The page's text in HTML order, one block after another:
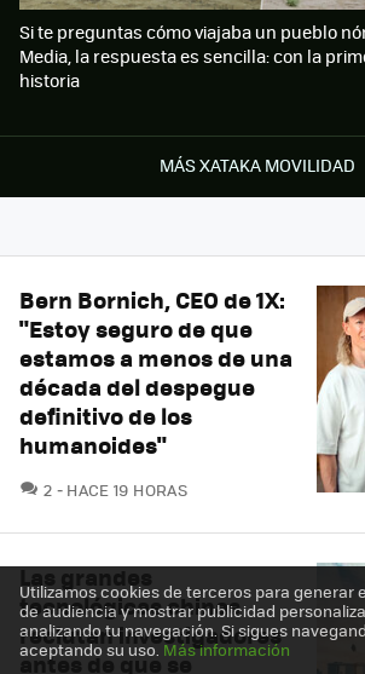
MÁS XATAKA MOVILIDAD
Si te preguntas cómo viajaba un pueblo
Media, la respuesta es sencilla: con la
historia
Bern Bornich, CEO de 1X:
"Estoy seguro de que
estamos a menos de una
década del despegue
definitivo de los
humanoides"
2 COMENTARIOS
HACE 19 HORAS
Las grandes
tecnológicas chinas
reclutan investigadores
antes de que se
Utilizamos cookies de terceros para generar
de audiencia y mostrar publicidad
analizando tu navegación. Si sigues
aceptando su uso.Más información